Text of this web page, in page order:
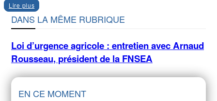
Lire plus
DANS LA MÊME RUBRIQUE
Loi d’urgence agricole : entretien avec Arnaud
Rousseau, président de la FNSEA
EN CE MOMENT